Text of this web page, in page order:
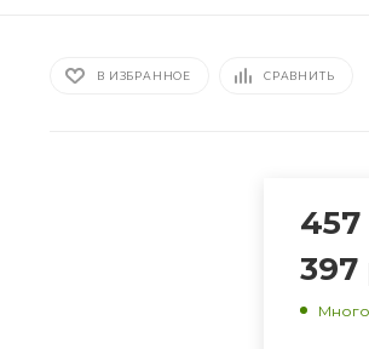
В ИЗБРАННОЕ СРАВНИТЬ
457
397
Много